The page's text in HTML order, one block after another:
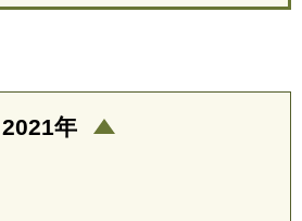
2021年